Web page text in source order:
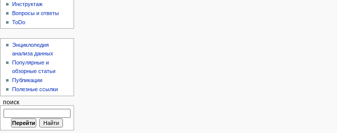
Инструктаж
Вопросы и ответы
ToDo
Энциклопедия
анализа данных
Популярные и
обзорные статьи
Публикации
Полезные ссылки
поиск